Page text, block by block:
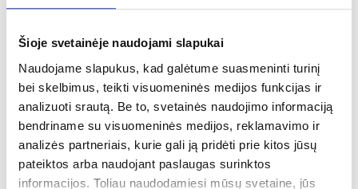
Šioje svetainėje naudojami slapukai
Naudojame slapukus, kad galėtume suasmeninti turinį
bei skelbimus, teikti visuomeninės medijos funkcijas ir
analizuoti srautą. Be to, svetainės naudojimo informaciją
bendriname su visuomeninės medijos, reklamavimo ir
analizės partneriais, kurie gali ją pridėti prie kitos jūsų
pateiktos arba naudojant paslaugas surinktos
informacijos. Toliau naudodamiesi mūsų svetaine, jūs